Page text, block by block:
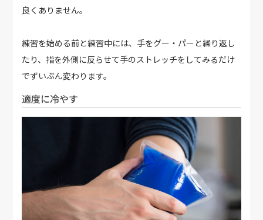
良くありません。
練習を始める前と練習中には、手をグー・パーと繰り返し
たり、指を外側に反らせて手のストレッチをしてみるだけ
でずいぶん変わります。
適度に冷やす